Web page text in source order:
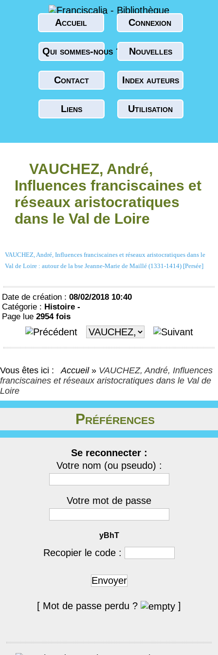
Accueil Connexion
Qui sommes-nous ? Nouvelles
Contact Index auteurs
Liens Utilisation
VAUCHEZ, André,
Influences franciscaines et
réseaux aristocratiques
dans le Val de Loire
VAUCHEZ, André, Influences franciscaines et réseaux aristocratiques dans le
Val de Loire : autour de la bse Jeanne-Marie de Maillé (1331-1414) [Persée]
Date de création : 08/02/2018 10:40
Catégorie : Histoire -
Page lue 2954 fois
Vous êtes ici : Accueil » VAUCHEZ, André, Influences
franciscaines et réseaux aristocratiques dans le Val de
Loire
Préférences
Se reconnecter :
Votre nom (ou pseudo) :
Votre mot de passe
yBhT
Recopier le code :
Envoyer
[ Mot de passe perdu ? ]